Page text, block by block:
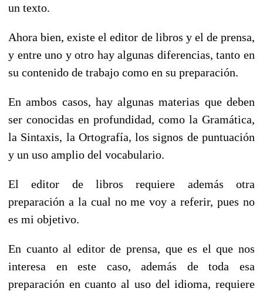
un texto.
Ahora bien, existe el editor de libros y el de prensa,
y entre uno y otro hay algunas diferencias, tanto en
su contenido de trabajo como en su preparación.
En ambos casos, hay algunas materias que deben
ser conocidas en profundidad, como la Gramática,
la Sintaxis, la Ortografía, los signos de puntuación
y un uso amplio del vocabulario.
El editor de libros requiere además otra
preparación a la cual no me voy a referir, pues no
es mi objetivo.
En cuanto al editor de prensa, que es el que nos
interesa en este caso, además de toda esa
preparación en cuanto al uso del idioma, requiere